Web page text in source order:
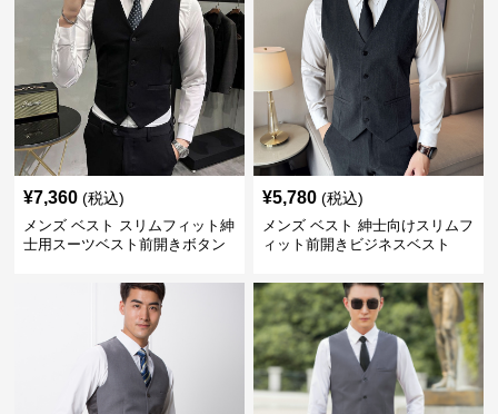
¥7,360 (税込)
メンズ ベスト スリムフィット紳
士用スーツベスト前開きボタン
¥5,780 (税込)
メンズ ベスト 紳士向けスリムフ
ィット前開きビジネスベスト